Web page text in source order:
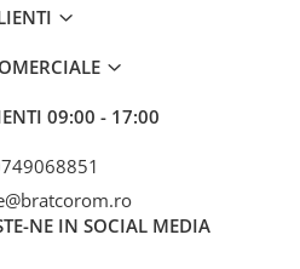
09:00 - 17:00
NE IN SOCIAL MEDIA